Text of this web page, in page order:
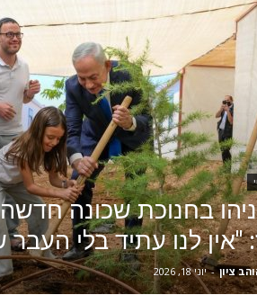
בחנוכת שכונה
"אין לנו עתיד בלי העבר
ציון - יוני 18, 2026